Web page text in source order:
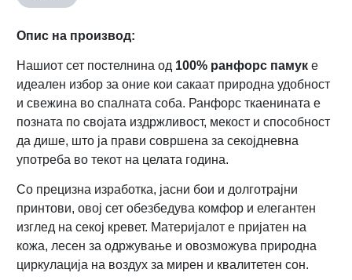
Опис на производ:
Нашиот сет постелнина од 100% ранфорс памук е
идеален избор за оние кои сакаат природна удобност
и свежина во спалната соба. Ранфорс ткаенината е
позната по својата издржливост, мекост и способност
да дише, што ја прави совршена за секојдневна
употреба во текот на целата година.
Со прецизна изработка, јасни бои и долготрајни
принтови, овој сет обезбедува комфор и елегантен
изглед на секој кревет. Материјалот е пријатен на
кожа, лесен за одржување и овозможува природна
циркулација на воздух за мирен и квалитетен сон.